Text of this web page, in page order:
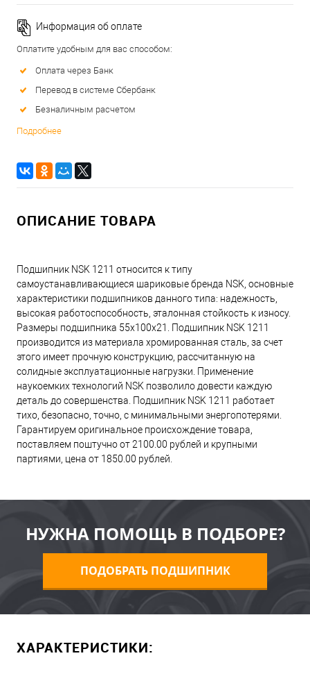
Информация об оплате
Оплатите удобным для вас способом:
Оплата через Банк
Перевод в системе Сбербанк
Безналичным расчетом
Подробнее
ОПИСАНИЕ ТОВАРА
Подшипник NSK 1211 относится к типу
самоустанавливающиеся шариковые бренда NSK, основные
характеристики подшипников данного типа: надежность,
высокая работоспособность, эталонная стойкость к износу.
Размеры подшипника 55x100x21. Подшипник NSK 1211
производится из материала хромированная сталь, за счет
этого имеет прочную конструкцию, рассчитанную на
солидные эксплуатационные нагрузки. Применение
наукоемких технологий NSK позволило довести каждую
деталь до совершенства. Подшипник NSK 1211 работает
тихо, безопасно, точно, с минимальными энергопотерями.
Гарантируем оригинальное происхождение товара,
поставляем поштучно от 2100.00 рублей и крупными
партиями, цена от 1850.00 рублей.
НУЖНА ПОМОЩЬ В ПОДБОРЕ?
ПОДОБРАТЬ ПОДШИПНИК
ХАРАКТЕРИСТИКИ: